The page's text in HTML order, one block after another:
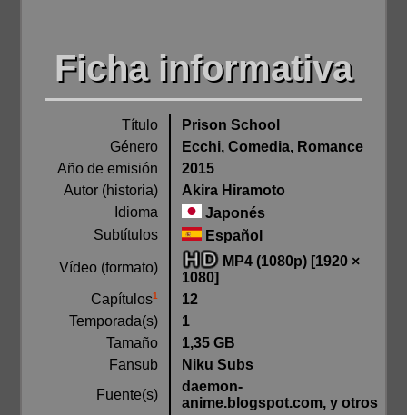
Ficha informativa
Título
Prison School
Género
Ecchi, Comedia, Romance
Año de emisión
2015
Autor (historia)
Akira Hiramoto
Idioma
Japonés
Subtítulos
Español
Vídeo (formato)
MP4 (1080p) [1920 ×
1080]
Capítulos1
12
Temporada(s)
1
Tamaño
1,35 GB
Fansub
Niku Subs
Fuente(s)
daemon-
anime.blogspot.com, y otros